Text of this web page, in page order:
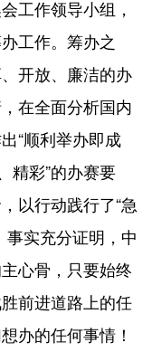
工作领导小组，
工作。筹办之
开放、廉洁的办
在全面分析国内
“顺利举办即成
精彩”的办赛要
以行动践行了“急
事实充分证明，中
心骨，只要始终
前进道路上的任
办的任何事情！